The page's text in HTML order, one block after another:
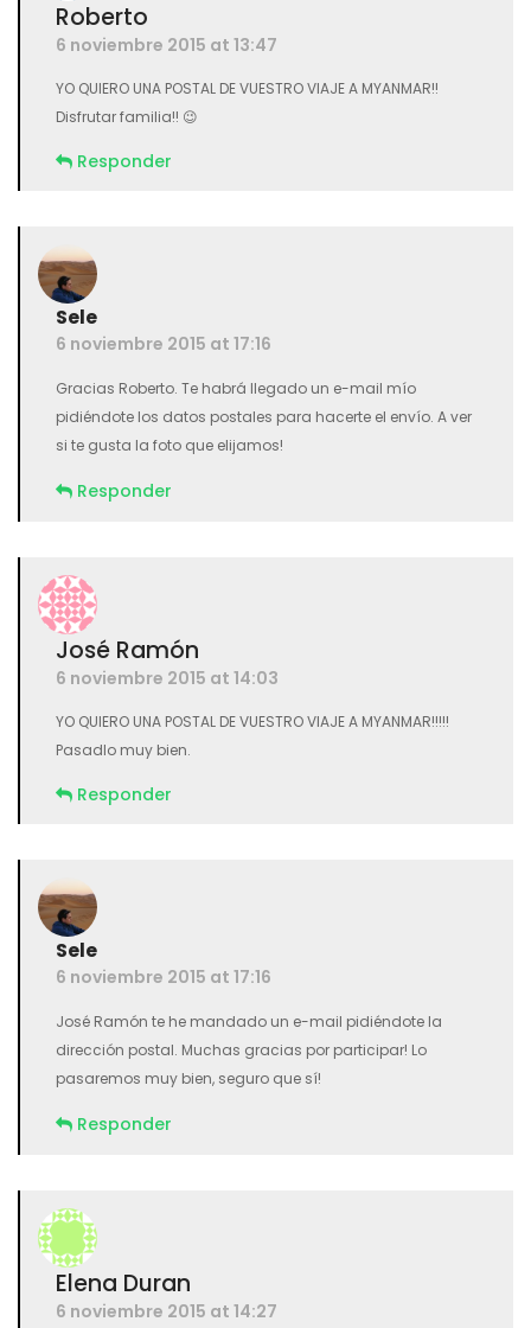
Roberto
6 noviembre 2015 at 13:47
YO QUIERO UNA POSTAL DE VUESTRO VIAJE A MYANMAR!!
Disfrutar familia!! 😉
Responder
Sele
6 noviembre 2015 at 17:16
Gracias Roberto. Te habrá llegado un e-mail mío
pidiéndote los datos postales para hacerte el envío. A ver
si te gusta la foto que elijamos!
Responder
José Ramón
6 noviembre 2015 at 14:03
YO QUIERO UNA POSTAL DE VUESTRO VIAJE A MYANMAR!!!!!
Pasadlo muy bien.
Responder
Sele
6 noviembre 2015 at 17:16
José Ramón te he mandado un e-mail pidiéndote la
dirección postal. Muchas gracias por participar! Lo
pasaremos muy bien, seguro que sí!
Responder
Elena Duran
6 noviembre 2015 at 14:27